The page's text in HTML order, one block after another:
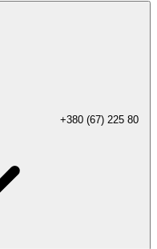
+380 (67) 225 80